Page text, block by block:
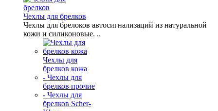
Чехлы для брелков
Чехлы для брелоков автосигнализаций из натуральной
кожи и силиконовые. ..
Чехлы для
брелков кожа
- Чехлы для
брелков прочие
- Чехлы для
брелков Scher-